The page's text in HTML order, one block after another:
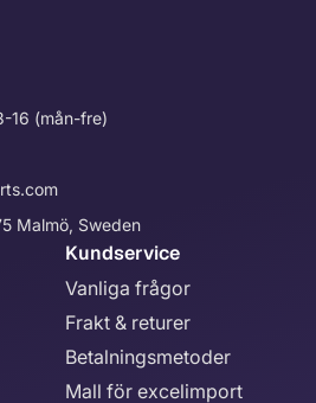
16 (mån-fre)
Malmö, Sweden
Kundservice
Vanliga frågor
Frakt & returer
Betalningsmetoder
Mall för excelimport